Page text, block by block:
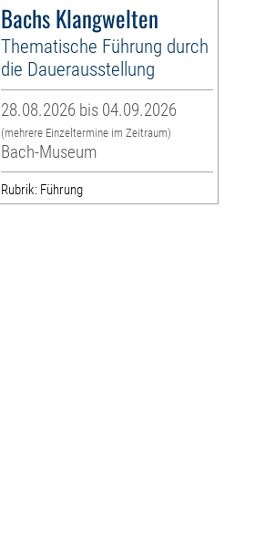
Bachs Klangwelten
Thematische Führung durch
die Dauerausstellung
28.08.2026 bis 04.09.2026
(mehrere Einzeltermine im Zeitraum)
Bach-Museum
Rubrik: Führung